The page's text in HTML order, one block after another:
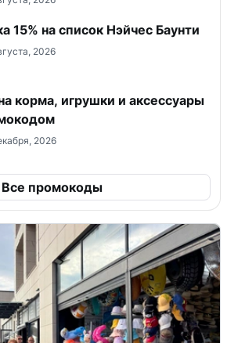
15% на список Нэйчес Баунти
2026
корма, игрушки и аксессуары
2026
Все промокоды